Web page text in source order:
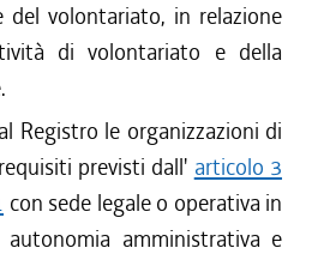
del volontariato, in relazione
di volontariato e della
Registro le organizzazioni di
previsti dall' articolo 3
con sede legale o operativa in
amministrativa e